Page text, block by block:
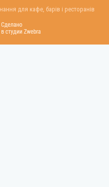
для кафе, барів і ресторанів